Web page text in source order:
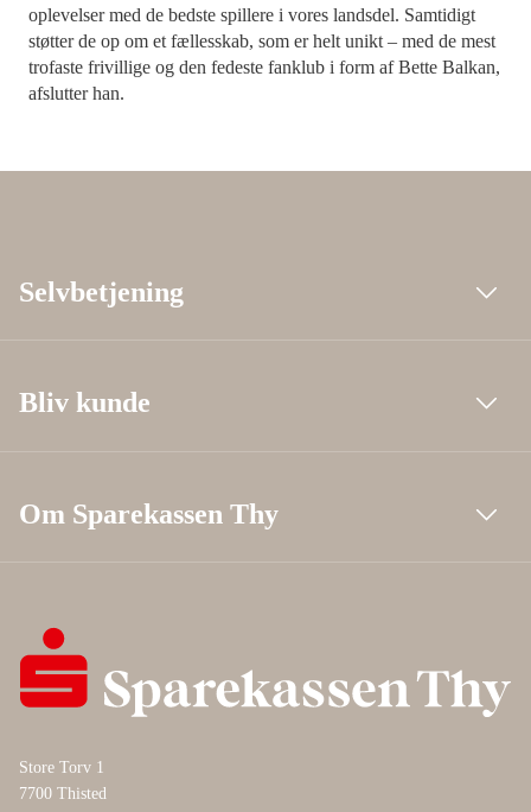
oplevelser med de bedste spillere i vores landsdel. Samtidigt
støtter de op om et fællesskab, som er helt unikt – med de mest
trofaste frivillige og den fedeste fanklub i form af Bette Balkan,
afslutter han.
Selvbetjening
Bliv kunde
Om Sparekassen Thy
Store Torv 1
7700 Thisted